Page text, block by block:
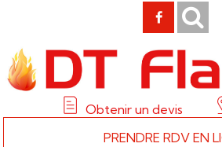
Obtenir un devis
PRENDRE RDV EN